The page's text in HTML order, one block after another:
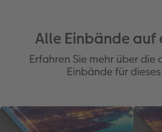
Alle Einbände auf
Erfahren Sie mehr über die
Einbände für